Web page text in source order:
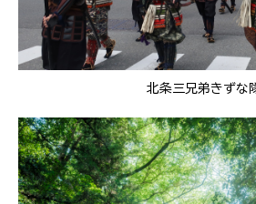
北条三兄弟きずな